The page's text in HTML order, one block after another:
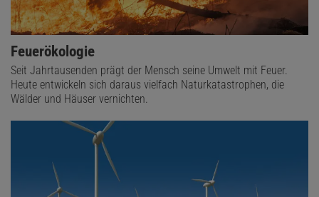
Feuerökologie
Seit Jahrtausenden prägt der Mensch seine Umwelt mit Feuer.
Heute entwickeln sich daraus vielfach Naturkatastrophen, die
Wälder und Häuser vernichten.